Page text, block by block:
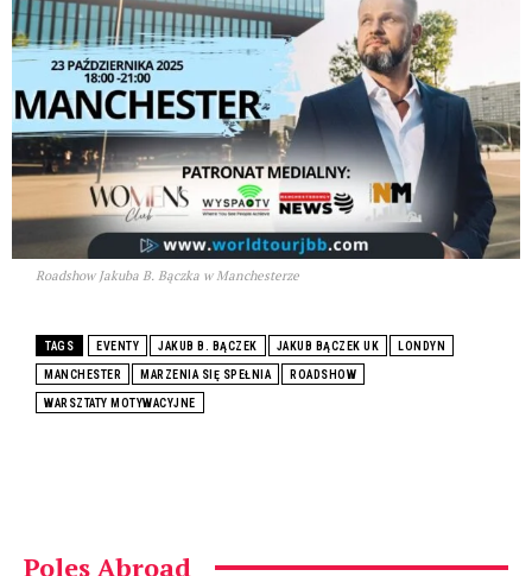
Roadshow Jakuba B. Bączka w Manchesterze
TAGS EVENTY JAKUB B. BĄCZEK JAKUB BĄCZEK UK LONDYN
MANCHESTER MARZENIA SIĘ SPEŁNIA ROADSHOW
WARSZTATY MOTYWACYJNE
Poles Abroad